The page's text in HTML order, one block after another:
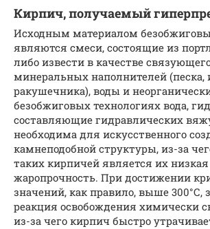
Кирпич, получаемый
Исходным материалом
являются смеси, состоящие из
либо извести в качестве
минеральных наполнителей (песка,
ракушечника), воды и
безобжиговых технологиях вода,
составляющие гидравлических
необходима для искусственного
камнеподобной структуры, из-за
таких кирпичей является их низкая
жаропрочность. При достижении
значений, как правило, выше 300°С,
реакция освобождения химически
из-за чего кирпич быстро